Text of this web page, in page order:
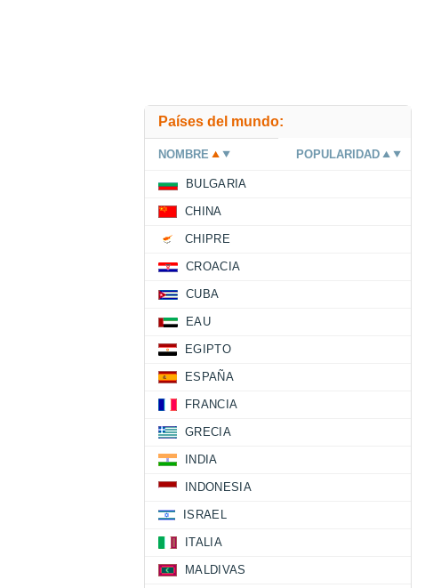
Países del mundo:
NOMBRE POPULARIDAD
BULGARIA
CHINA
CHIPRE
CROACIA
CUBA
EAU
EGIPTO
ESPAÑA
FRANCIA
GRECIA
INDIA
INDONESIA
ISRAEL
ITALIA
MALDIVAS